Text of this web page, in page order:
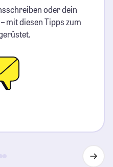
oder dein
mit diesen Tipps zum